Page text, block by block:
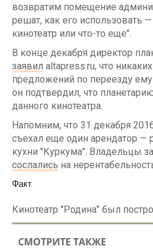
возвратим помещение
решат, как его использовать
кинотеатр или что-то еще".
В конце декабря директор
заявил altapress.ru, что
предложений по переезду
он подтвердил, что
данного кинотеатра.
Напомним, что 31 декабря
съехал еще один арендатор —
кухни "Куркума". Владельцы
сослались на
Факт
Кинотеатр "Родина" был
СМОТРИТЕ ТАКЖЕ